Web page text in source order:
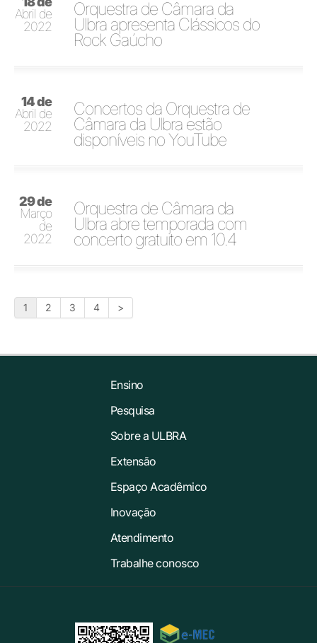
Abril de
2022
Orquestra de Câmara da
Ulbra apresenta Clássicos do
Rock Gaúcho
14 de
Abril de
2022
Concertos da Orquestra de
Câmara da Ulbra estão
disponíveis no YouTube
29 de
Março
de
2022
Orquestra de Câmara da
Ulbra abre temporada com
concerto gratuito em 10.4
1 2 3 4 >
Ensino
Pesquisa
Sobre a ULBRA
Extensão
Espaço Acadêmico
Inovação
Atendimento
Trabalhe conosco